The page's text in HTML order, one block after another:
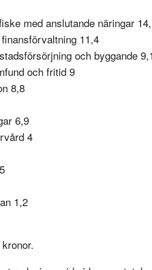
med anslutande näringar
11,4
och byggande
och fritid 9
8,8
6,9
4
1,2